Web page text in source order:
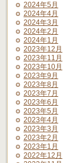
2024年5月
2024年4月
2024年3月
2024年2月
2024年1月
2023年12月
2023年11月
2023年10月
2023年9月
2023年8月
2023年7月
2023年6月
2023年5月
2023年4月
2023年3月
2023年2月
2023年1月
2022年12月